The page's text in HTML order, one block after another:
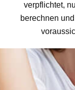
verpflichtet,
berechnen